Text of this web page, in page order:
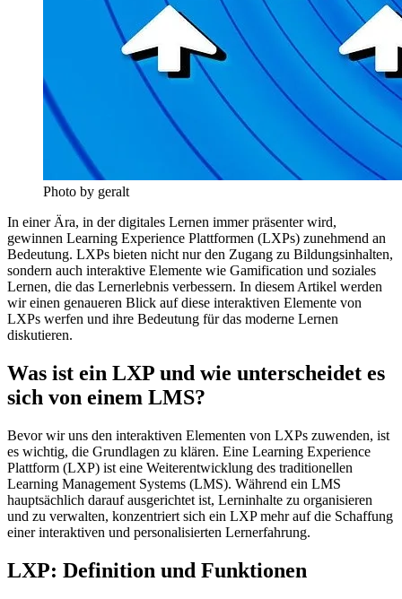
Photo by geralt
In einer Ära, in der digitales Lernen immer präsenter wird,
gewinnen Learning Experience Plattformen (LXPs) zunehmend an
Bedeutung. LXPs bieten nicht nur den Zugang zu Bildungsinhalten,
sondern auch interaktive Elemente wie Gamification und soziales
Lernen, die das Lernerlebnis verbessern. In diesem Artikel werden
wir einen genaueren Blick auf diese interaktiven Elemente von
LXPs werfen und ihre Bedeutung für das moderne Lernen
diskutieren.
Was ist ein LXP und wie unterscheidet es
sich von einem LMS?
Bevor wir uns den interaktiven Elementen von LXPs zuwenden, ist
es wichtig, die Grundlagen zu klären. Eine Learning Experience
Plattform (LXP) ist eine Weiterentwicklung des traditionellen
Learning Management Systems (LMS). Während ein LMS
hauptsächlich darauf ausgerichtet ist, Lerninhalte zu organisieren
und zu verwalten, konzentriert sich ein LXP mehr auf die Schaffung
einer interaktiven und personalisierten Lernerfahrung.
LXP: Definition und Funktionen